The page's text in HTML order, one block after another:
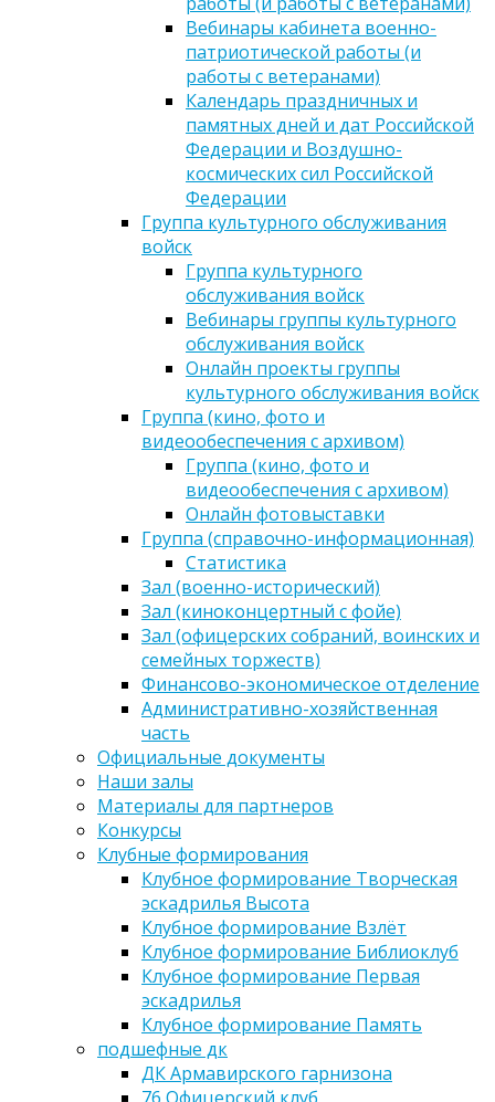
Вебинары кабинета военно-
патриотической работы (и
работы с ветеранами)
Календарь праздничных и
памятных дней и дат Российской
Федерации и Воздушно-
космических сил Российской
Федерации
Группа культурного обслуживания
войск
Группа культурного
обслуживания войск
Вебинары группы культурного
обслуживания войск
Онлайн проекты группы
культурного обслуживания войск
Группа (кино, фото и
видеообеспечения с архивом)
Группа (кино, фото и
видеообеспечения с архивом)
Онлайн фотовыставки
Группа (справочно-информационная)
Статистика
Зал (военно-исторический)
Зал (киноконцертный с фойе)
Зал (офицерских собраний, воинских и
семейных торжеств)
Финансово-экономическое отделение
Административно-хозяйственная
часть
Официальные документы
Наши залы
Материалы для партнеров
Конкурсы
Клубные формирования
Клубное формирование Творческая
эскадрилья Высота
Клубное формирование Взлёт
Клубное формирование Библиоклуб
Клубное формирование Первая
эскадрилья
Клубное формирование Память
подшефные дк
ДК Армавирского гарнизона